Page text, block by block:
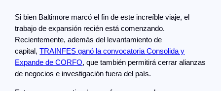
Si bien Baltimore marcó el fin de este increíble viaje, el
trabajo de expansión recién está comenzando.
Recientemente, además del levantamiento de
capital,TRAINFES ganó la convocatoria Consolida y
Expande de CORFO, que también permitirá cerrar alianzas
de negocios e investigación fuera del país.